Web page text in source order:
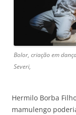
Bolor, criação em
Severi,
Hermilo Borba
mamulengo